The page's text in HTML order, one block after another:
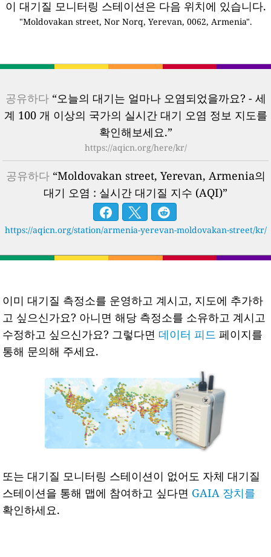
이 대기질 모니터링 스테이션은 다음 위치에 있습니다.
"Moldovakan street, Nor Norq, Yerevan, 0062, Armenia".
공유하다“오늘의 대기는 얼마나 오염되었을까요? - 세
계 100 개 이상의 국가의 실시간 대기 오염 정보 지도를
확인해보세요.”
https://aqicn.org/here/kr/
공유하다“Moldovakan street, Yerevan, Armenia의
대기 오염 : 실시간 대기질 지수 (AQI)”
https://aqicn.org/station/armenia-yerevan-moldovakan-street/kr/
이미 대기질 측정소를 운영하고 계시고, 지도에 추가하
고 싶으신가요? 아니면 해당 측정소를 소유하고 계시고
수정하고 싶으신가요? 그렇다면 데이터 피드 페이지를
통해 문의해 주세요.
또는 대기질 모니터링 스테이션이 없어도 자체 대기질
스테이션을 통해 맵에 참여하고 싶다면 GAIA 장치를
확인하세요.